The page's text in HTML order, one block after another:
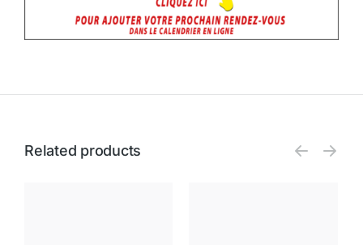
Related products